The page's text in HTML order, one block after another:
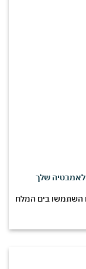
השתמשו בים המלח